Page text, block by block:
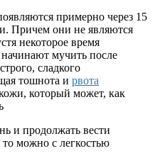
примерно через 15
Причем они не являются
некоторое время
мучить после
сладкого
тошнота и рвота
который может, как
и продолжать вести
можно с легкостью